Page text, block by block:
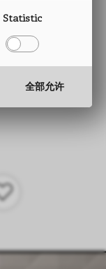
services.
Statistic
全部允许